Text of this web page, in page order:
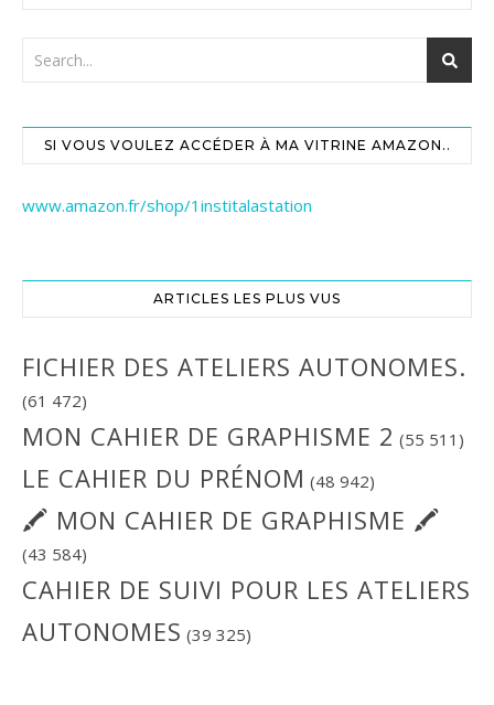
SI VOUS VOULEZ ACCÉDER À MA VITRINE AMAZON..
www.amazon.fr/shop/1institalastation
ARTICLES LES PLUS VUS
FICHIER DES ATELIERS AUTONOMES.
(61 472)
MON CAHIER DE GRAPHISME 2 (55 511)
LE CAHIER DU PRÉNOM (48 942)
🖍 MON CAHIER DE GRAPHISME 🖍
(43 584)
CAHIER DE SUIVI POUR LES ATELIERS
AUTONOMES (39 325)